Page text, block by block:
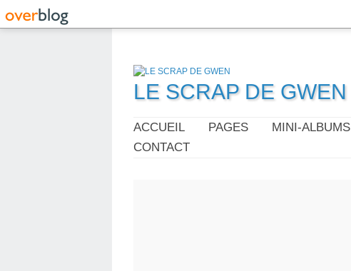
LE SCRAP DE GWEN
ACCUEIL PAGES MINI-ALBUMS
CONTACT